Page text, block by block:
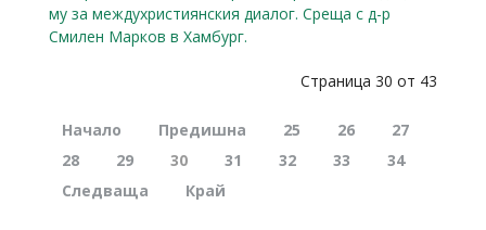
му за междухристиянския диалог. Среща с д-р
Смилен Марков в Хамбург.
Страница 30 от 43
Начало Предишна 25 26
27
28
29 30 31 32 33
34
Следваща
Край